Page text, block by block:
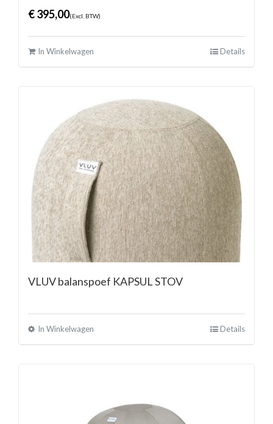
€395,00(Excl. BTW)
In Winkelwagen Details
VLUV balanspoef KAPSUL STOV
In Winkelwagen Details